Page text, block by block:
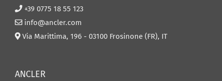
+39 0775 18 55 123
info@ancler.com
Via Marittima, 196 - 03100 Frosinone (FR), IT
ANCLER